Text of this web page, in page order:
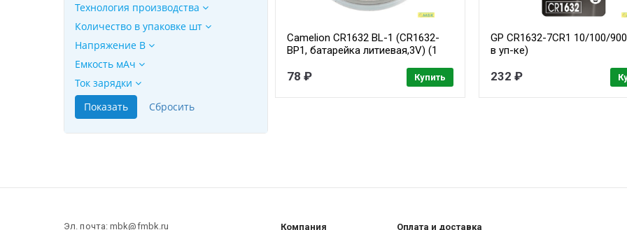
Технология производства
Количество в упаковке шт
Напряжение В
Емкость мАч
Ток зарядки
Camelion CR1632 BL-1 (CR1632-
BP1, батарейка литиевая,3V) (1
78 ₽ Купить
GP CR1632-7CR1 10/100/
в уп-ке)
232 ₽
Эл. почта: mbk@fmbk.ru Компания Оплата и доставка